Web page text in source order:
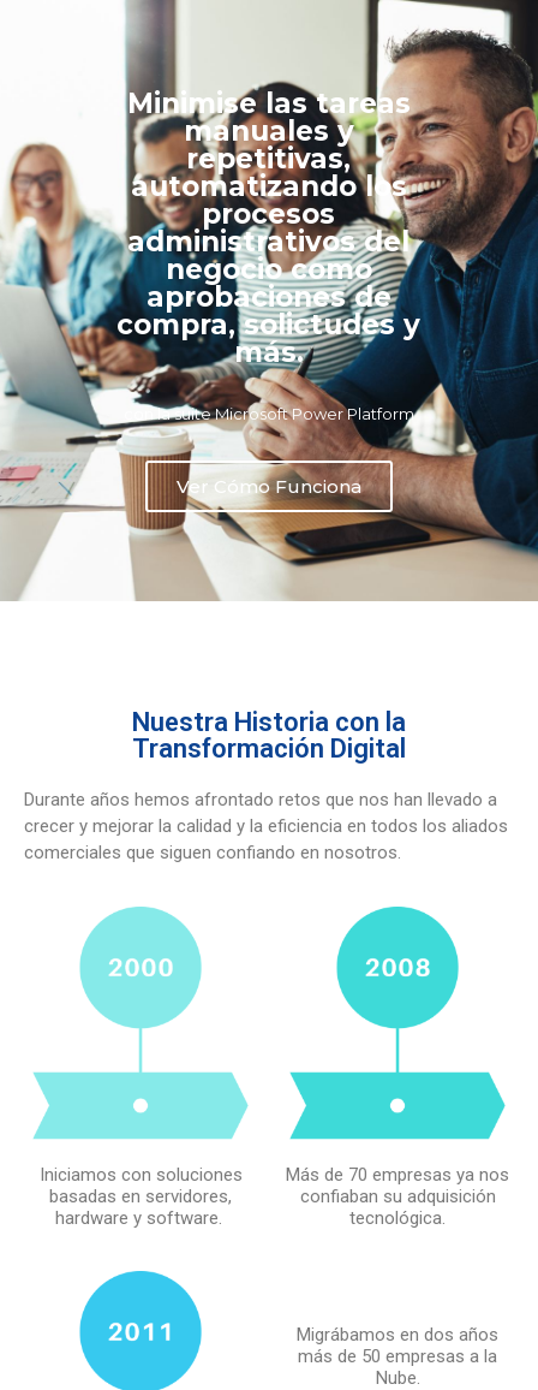
Minimise las tareas
manuales y
repetitivas,
automatizando los
procesos
administrativos del
negocio como
aprobaciones de
compra, solictudes y
más.
con la suite Microsoft Power Platform
Ver Cómo Funciona
Nuestra Historia con la
Transformación Digital
Durante años hemos afrontado retos que nos han llevado a
crecer y mejorar la calidad y la eficiencia en todos los aliados
comerciales que siguen confiando en nosotros.
Iniciamos con soluciones
basadas en servidores,
hardware y software. ​
Más de 70 empresas ya nos
confiaban su adquisición
tecnológica.
Migrábamos en dos años
más de 50 empresas a la
Nube.